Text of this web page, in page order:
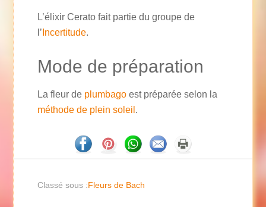
L’élixir Cerato fait partie du groupe de
l’ Incertitude.
Mode de préparation
La fleur de plumbago est préparée selon la
méthode de plein soleil .
Classé sous :Fleurs de Bach